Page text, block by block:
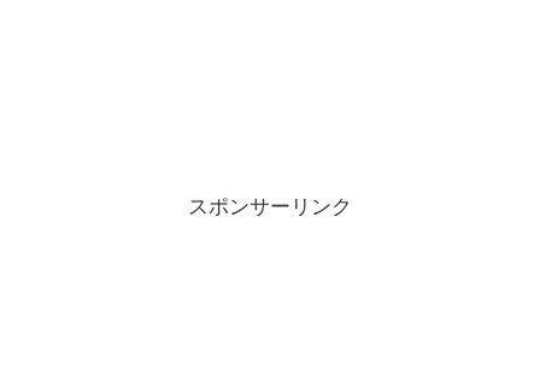
スポンサーリンク